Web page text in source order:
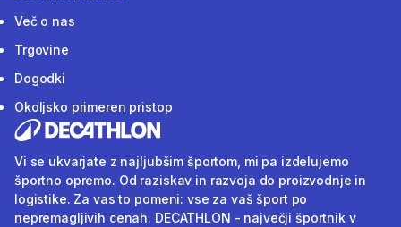
Več o nas
Trgovine
Dogodki
Okoljsko primeren pristop
Vi se ukvarjate z najljubšim športom, mi pa izdelujemo
športno opremo. Od raziskav in razvoja do proizvodnje in
logistike. Za vas to pomeni: vse za vaš šport po
nepremagljivih cenah. DECATHLON - največji športnik v